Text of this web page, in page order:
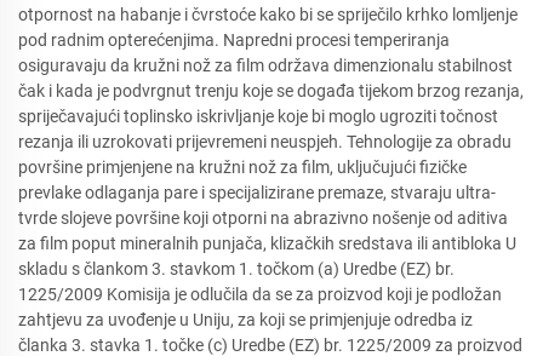
otpornost na habanje i čvrstoće kako bi se spriječilo krhko lomljenje
pod radnim opterećenjima. Napredni procesi temperiranja
osiguravaju da kružni nož za film održava dimenzionalu stabilnost
čak i kada je podvrgnut trenju koje se događa tijekom brzog rezanja,
spriječavajući toplinsko iskrivljanje koje bi moglo ugroziti točnost
rezanja ili uzrokovati prijevremeni neuspjeh. Tehnologije za obradu
površine primjenjene na kružni nož za film, uključujući fizičke
prevlake odlaganja pare i specijalizirane premaze, stvaraju ultra-
tvrde slojeve površine koji otporni na abrazivno nošenje od aditiva
za film poput mineralnih punjača, klizačkih sredstava ili antibloka U
skladu s člankom 3. stavkom 1. točkom (a) Uredbe (EZ) br.
1225/2009 Komisija je odlučila da se za proizvod koji je podložan
zahtjevu za uvođenje u Uniju, za koji se primjenjuje odredba iz
članka 3. stavka 1. točke (c) Uredbe (EZ) br. 1225/2009 za proizvod